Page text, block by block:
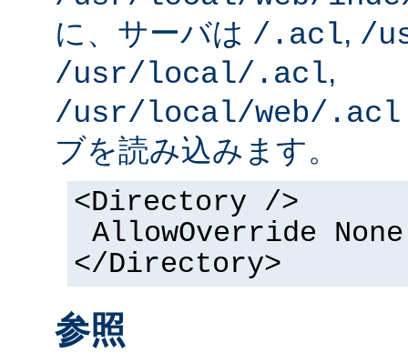
に、サーバは /.acl, /
/usr/local/.acl,
/usr/local/web/.acl
ブを読み込みます。
<Directory />
AllowOverride None
</Directory>
参照